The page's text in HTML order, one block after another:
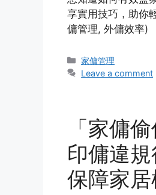
享實用技巧，助你
傭管理, 外傭效率)
Categories
家傭管理
Leave a comment
「家傭
印傭違
保障家居